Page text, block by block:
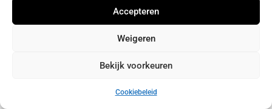
Accepteren
Weigeren
Bekijk voorkeuren
Cookiebeleid